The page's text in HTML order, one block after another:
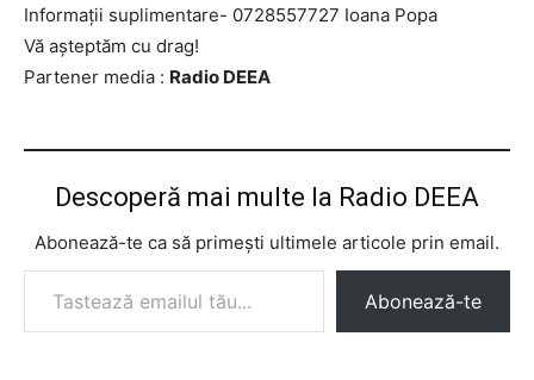
Informații suplimentare- 0728557727 Ioana Popa
Vă așteptăm cu drag!
Partener media : Radio DEEA
Descoperă mai multe la Radio DEEA
Abonează-te ca să primești ultimele articole prin email.
Tastează emailul tău...
Abonează-te